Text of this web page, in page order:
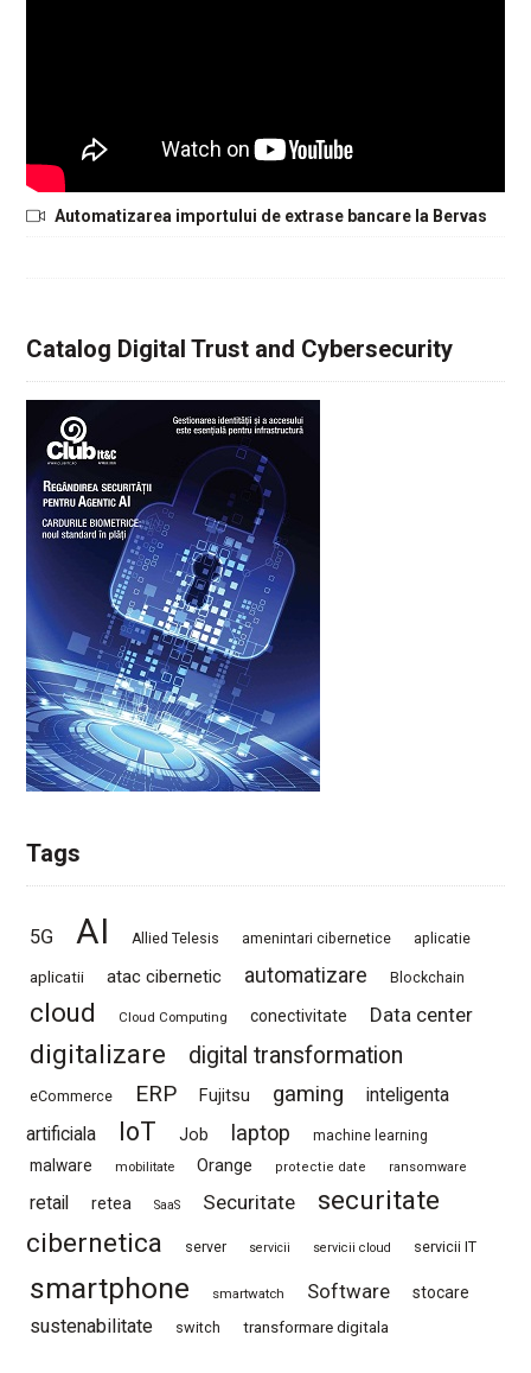
Automatizarea importului de extrase bancare la Bervas
Catalog Digital Trust and Cybersecurity
Tags
5G AI Allied Telesis amenintari cibernetice aplicatie
aplicatii atac cibernetic automatizare Blockchain
cloud Cloud Computing conectivitate Data center
digitalizare digital transformation
eCommerce ERP Fujitsu gaming
inteligenta
artificiala
IoT Job laptop machine learning
malware mobilitate Orange protectie date ransomware
retail retea SaaS Securitate
securitate
cibernetica
server servicii servicii cloud servicii IT
smartphone smartwatch Software stocare
sustenabilitate switch transformare digitala